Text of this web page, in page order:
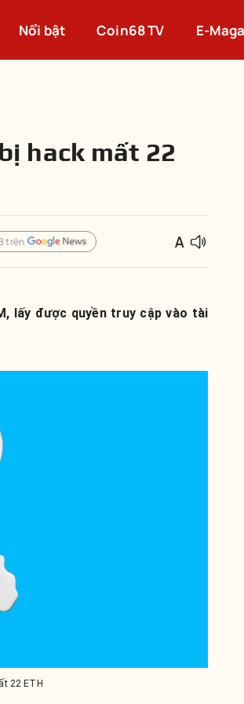
Nổi bật Coin68 TV E-
hack mất 22
trên
lấy được quyền truy cập vào tài
22 ETH